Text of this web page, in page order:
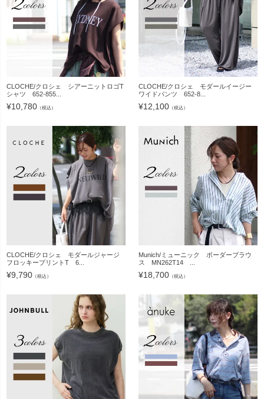
CLOCHE/クロシェ シアーニットロゴT
シャツ 652-855...
¥10,780 （税込）
CLOCHE/クロシェ モダールイージー
ワイドパンツ 652-8...
¥12,100 （税込）
CLOCHE/クロシェ モダールジャージ
フロッキープリントT 6...
¥9,790 （税込）
Munich/ミューニック ボーダーブラウ
ス MN262T14 ...
¥18,700 （税込）